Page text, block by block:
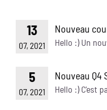
13
07, 2021
Nouveau
Hello :) Un
5
07, 2021
Nouveau Q4
Hello :) C'est